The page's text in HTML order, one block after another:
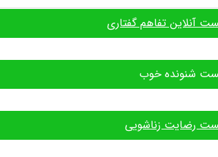
آنلاین تفاهم گفتاری
شنونده خوب
رضایت زناشویی